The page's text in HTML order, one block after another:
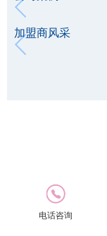
加盟商风采
电话咨询